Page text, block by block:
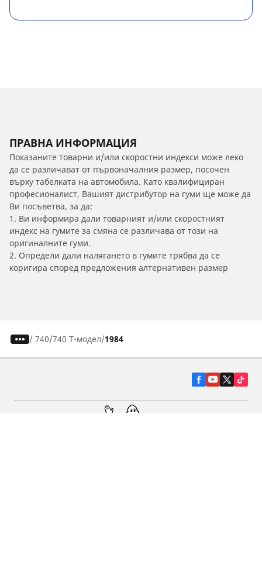
ПРАВНА ИНФОРМАЦИЯ
Показаните товарни и/или скоростни индекси може леко
да се различават от първоначалния размер, посочен
върху табелката на автомобила. Като квалифициран
професионалист, Вашият дистрибутор на гуми ще може да
Ви посъветва, за да:
1. Ви информира дали товарният и/или скоростният
индекс на гумите за смяна се различава от този на
оригиналните гуми.
2. Определи дали налягането в гумите трябва да се
коригира според предложения алтернативен размер
/ 740 740 Т-модел 1984